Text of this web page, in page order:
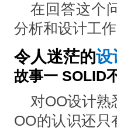
在回答这个
分析和设计⼯
令人迷茫的设
故事一 SOLID
对OO设计
OO的认识还只